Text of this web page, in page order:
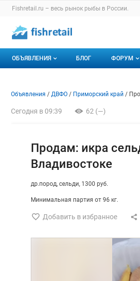
Раздел навигации по
Fishretail.ru – весь рынок рыбы в России.
Авторизация и меню
Навигация по разделам
ОБЪЯВЛЕНИЯ БЛОГ ФОРУМ
Объявление:
Информация о
Навигация и
Объявления ДВФО Приморский край
Сегодня в 09:39 62 (—)
Продам: икра
Владивостоке
др.пород сельди 1300 руб.
Минимальная партия от 96 кг.
Добавить в избранное